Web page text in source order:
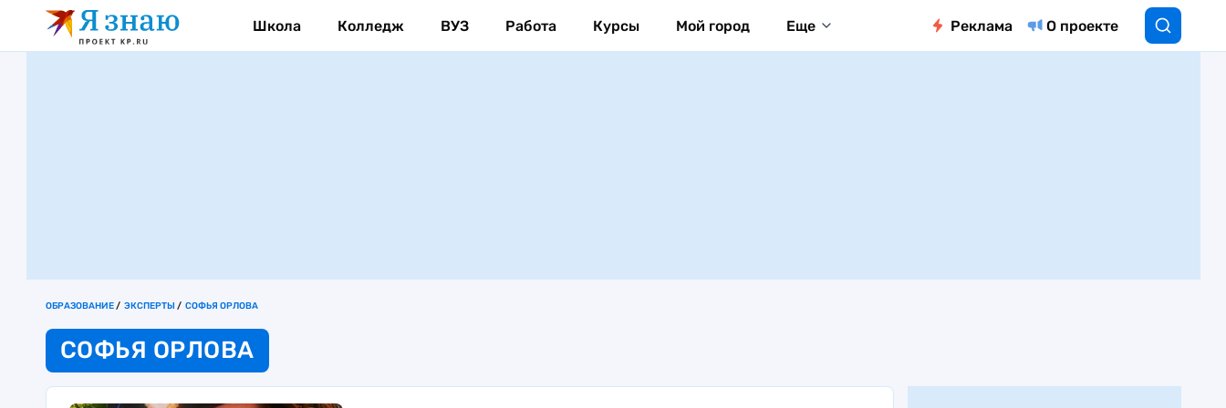
Школа Колледж ВУЗ Работа Курсы Мой город Еще Реклама О проекте
ОБРАЗОВАНИЕ ЭКСПЕРТЫ СОФЬЯ ОРЛОВА
СОФЬЯ ОРЛОВА